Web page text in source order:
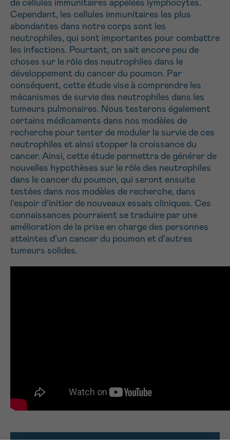
de cellules immunitaires appelées lymphocytes.
Cependant, les cellules immunitaires les plus
abondantes dans notre corps sont les
neutrophiles, qui sont importantes pour combattre
les infections. Pourtant, on sait encore peu de
choses sur le rôle des neutrophiles dans le
développement du cancer du poumon. Par
conséquent, cette étude vise à comprendre les
mécanismes de survie des neutrophiles dans les
tumeurs pulmonaires. Nous testerons également
certains médicaments dans nos modèles de
recherche pour tenter de moduler la survie de ces
neutrophiles et ainsi stopper la croissance du
cancer. Ainsi, cette étude permettra de générer de
nouvelles hypothèses sur le rôle des neutrophiles
dans le cancer du poumon, qui seront ensuite
testées dans nos modèles de recherche, dans
l’espoir d’initier de nouveaux essais cliniques. Ces
connaissances pourraient se traduire par une
amélioration de la prise en charge des personnes
atteintes d’un cancer du poumon et d’autres
tumeurs solides.
Envoyer